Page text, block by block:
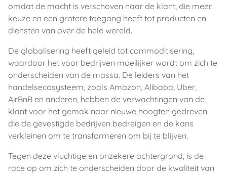
omdat de macht is verschoven naar de klant, die meer
keuze en een grotere toegang heeft tot producten en
diensten van over de hele wereld.
De globalisering heeft geleid tot commoditisering,
waardoor het voor bedrijven moeilijker wordt om zich te
onderscheiden van de massa. De leiders van het
handelsecosysteem, zoals Amazon, Alibaba, Uber,
AirBnB en anderen, hebben de verwachtingen van de
klant voor het gemak naar nieuwe hoogten gedreven
die de gevestigde bedrijven bedreigen en de kans
verkleinen om te transformeren om bij te blijven.
Tegen deze vluchtige en onzekere achtergrond, is de
race op om zich te onderscheiden door de kwaliteit van